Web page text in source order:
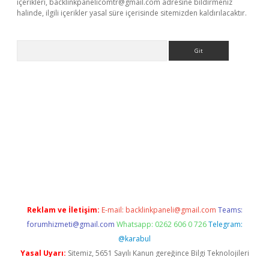
içerikleri, backlinkpanelicomtr@gmail.com adresine bildirmeniz
halinde, ilgili içerikler yasal süre içerisinde sitemizden kaldırılacaktır.
Reklam ve İletişim: E-mail: backlinkpaneli@gmail.com Teams:
forumhizmeti@gmail.com Whatsapp: 0262 606 0 726 Telegram:
@karabul
Yasal Uyarı: Sitemiz, 5651 Sayılı Kanun gereğince Bilgi Teknolojileri